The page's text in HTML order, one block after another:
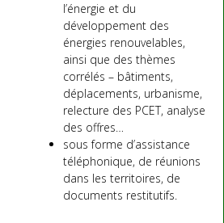
l’énergie et du
développement des
énergies renouvelables,
ainsi que des thèmes
corrélés – bâtiments,
déplacements, urbanisme,
relecture des PCET, analyse
des offres…
sous forme d’assistance
téléphonique, de réunions
dans les territoires, de
documents restitutifs.